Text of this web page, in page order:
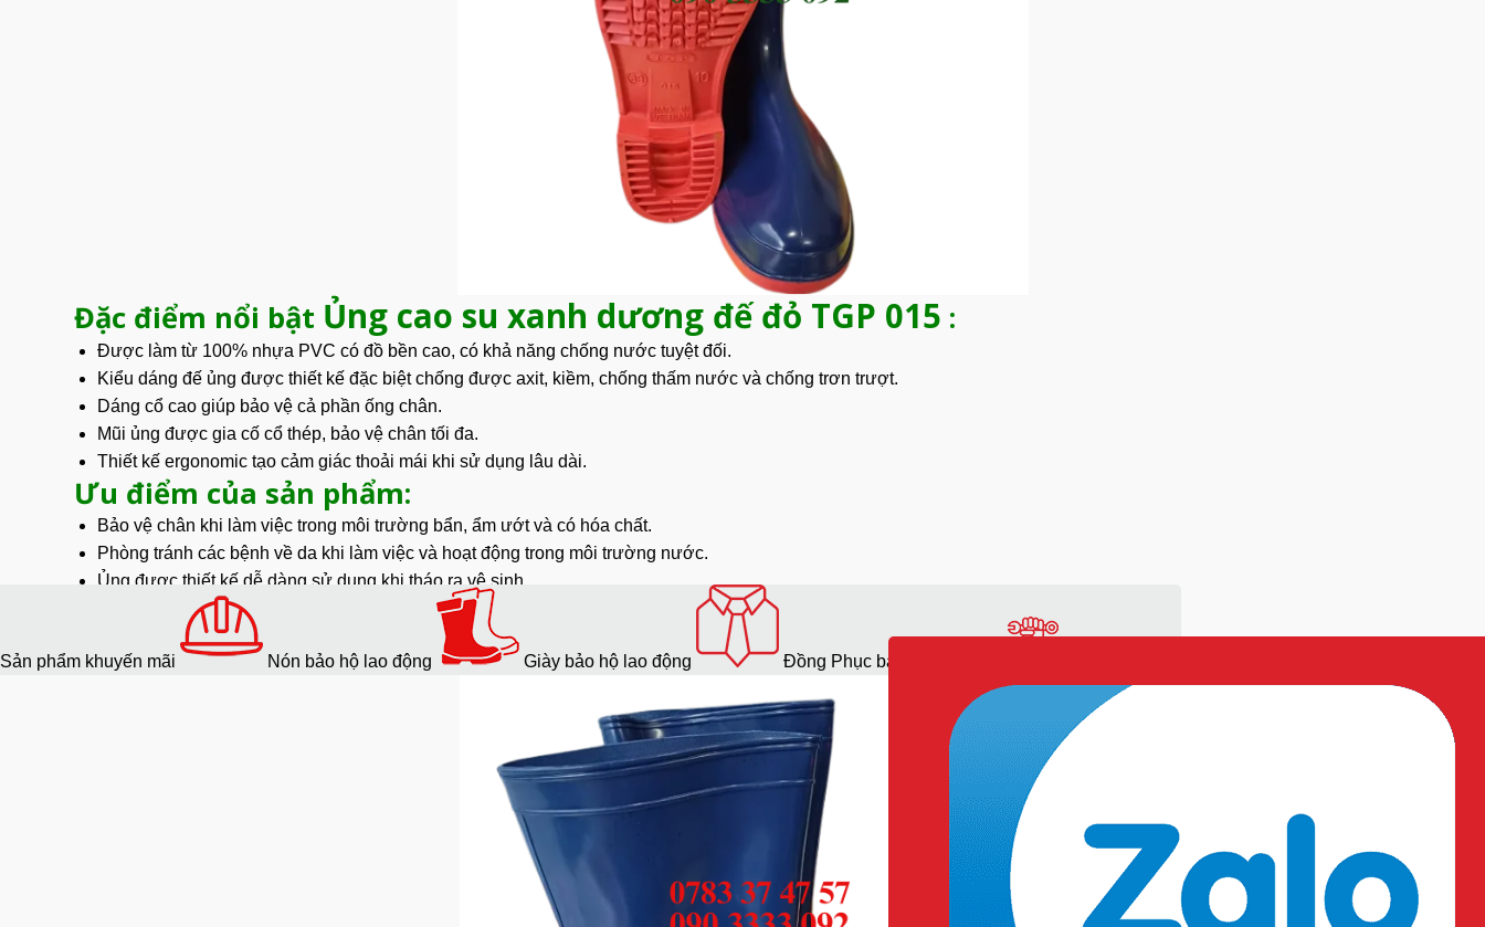
Đặc điểm nổi bật Ủng cao su xanh dương đế đỏ TGP 015 :
Được làm từ 100% nhựa PVC có đồ bền cao, có khả năng chống nước tuyệt đối.
Kiểu dáng đế ủng được thiết kế đặc biệt chống được axit, kiềm, chống thấm nước và chống trơn trượt.
Dáng cổ cao giúp bảo vệ cả phần ống chân.
Mũi ủng được gia cố cổ thép, bảo vệ chân tối đa.
Thiết kế ergonomic tạo cảm giác thoải mái khi sử dụng lâu dài.
Ưu điểm của sản phẩm:
Bảo vệ chân khi làm việc trong môi trường bẩn, ẩm ướt và có hóa chất.
Phòng tránh các bệnh về da khi làm việc và hoạt động trong môi trường nước.
Ủng được thiết kế dễ dàng sử dụng khi tháo ra vệ sinh.
Ủng nhiều kích cỡ để lựa chọn.
Ứng dụng:
Sản phẩm khuyến mãi Nón bảo hộ lao động Giày bảo hộ lao động Đồng Phục bảo hộ lao động